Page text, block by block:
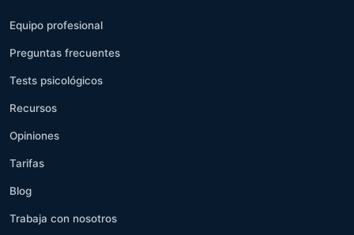
Equipo profesional
Preguntas frecuentes
Tests psicológicos
Recursos
Opiniones
Tarifas
Blog
Trabaja con nosotros